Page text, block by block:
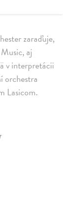
zaraďuje,
aj
v interpretácii
orchestra
Lasicom.